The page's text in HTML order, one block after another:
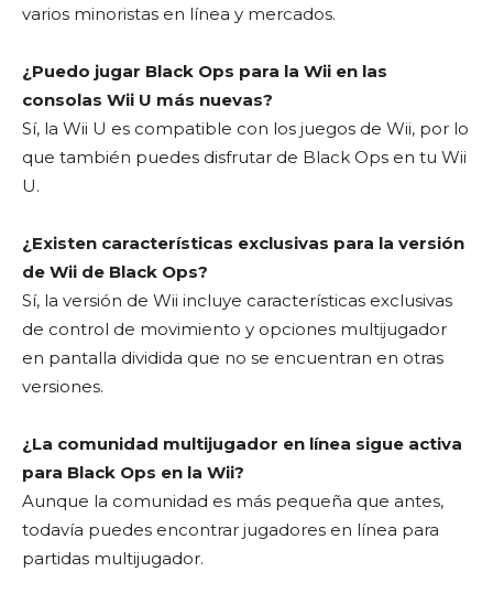
varios minoristas en línea y mercados.
¿Puedo jugar Black Ops para la Wii en las
consolas Wii U más nuevas?
Sí, la Wii U es compatible con los juegos de Wii, por lo
que también puedes disfrutar de Black Ops en tu Wii
U.
¿Existen características exclusivas para la versión
de Wii de Black Ops?
Sí, la versión de Wii incluye características exclusivas
de control de movimiento y opciones multijugador
en pantalla dividida que no se encuentran en otras
versiones.
¿La comunidad multijugador en línea sigue activa
para Black Ops en la Wii?
Aunque la comunidad es más pequeña que antes,
todavía puedes encontrar jugadores en línea para
partidas multijugador.